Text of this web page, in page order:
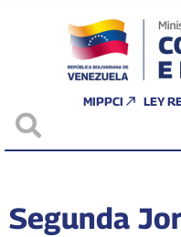
MIPPCI LEY
Segunda